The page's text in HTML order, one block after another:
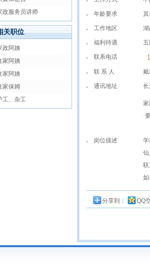
政服务员讲师
关职位
政阿姨
家阿姨
家阿姨
家保姆
工、杂工
年龄要求
工作地区 湖
福利待遇 五
联系电话
联 系 人
通讯地址
岗位描述
·
仙
联
分享到： QQ